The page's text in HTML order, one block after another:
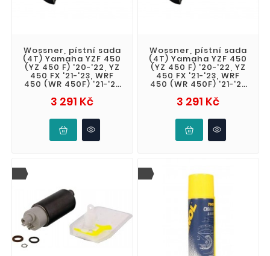
Wossner, pístní sada
(4T) Yamaha YZF 450
(YZ 450 F) '20-'22, YZ
450 FX '21-'23, WRF
450 (WR 450F) '21-'23
3 291 KčCena
Wossner, pístní sada
(4T) Yamaha YZF 450
(YZ 450 F) '20-'22, YZ
450 FX '21-'23, WRF
450 (WR 450F) '21-'23
3 291 KčCena